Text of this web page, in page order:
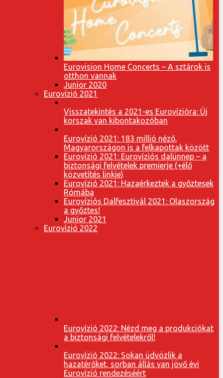
Eurovision Home Concerts – A sztárok is
otthon vannak
Junior 2020
Eurovízió 2021
Visszatekintés a 2021-es Eurovízióra: Új
korszak van kibontakozóban
Eurovízió 2021: 183 millió néző,
Magyarországon is a felkapottak között
Eurovízió 2021: Eurovíziós dalünnep – a
biztonsági felvételek premierje (+élő
közvetítés linkje)
Eurovízió 2021: Hazaérkeztek a győztesek
Rómába
Eurovíziós Dalfesztivál 2021: Olaszország
a győztes!
Junior 2021
Eurovízió 2022
Eurovízió 2022: Nézd meg a produkciókat
a biztonsági felvételekről!
Eurovízió 2022: Sokan üdvözlik a
hazatérőket, sorban állás van jövő évi
Eurovízió rendezéséért